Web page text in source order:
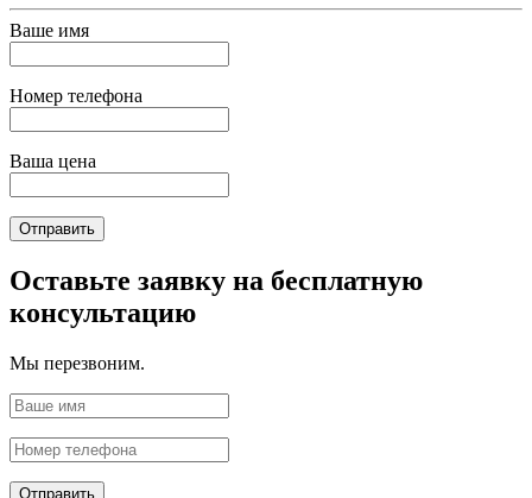
Ваше имя
Номер телефона
Ваша цена
Отправить
Оставьте заявку на бесплатную
консультацию
Мы перезвоним.
Отправить